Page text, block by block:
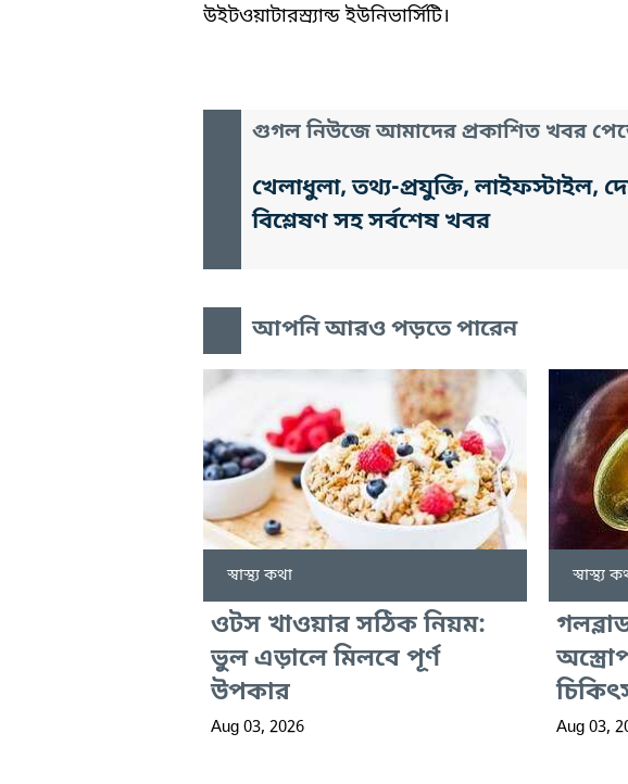
উইটওয়াটারস্র্যান্ড ইউনিভার্সিটি।
গুগল নিউজে আমাদের প্রকাশিত খবর
খেলাধুলা, তথ্য-প্রযুক্তি, লাইফস্টাইল,
বিশ্লেষণ সহ সর্বশেষ খবর
আপনি আরও পড়তে পারেন
স্বাস্থ্য কথা
ওটস খাওয়ার সঠিক নিয়ম:
ভুল এড়ালে মিলবে পূর্ণ
উপকার
Aug 03, 2026
স্বাস্থ্য
Aug 03,